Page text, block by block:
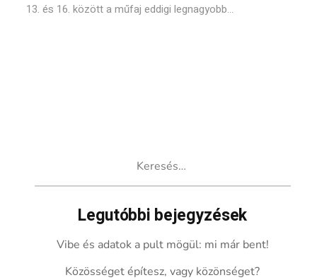
13. és 16. között a műfaj eddigi legnagyobb...
Legutóbbi bejegyzések
Vibe és adatok a pult mögül: mi már bent!
Közösséget építesz, vagy közönséget?